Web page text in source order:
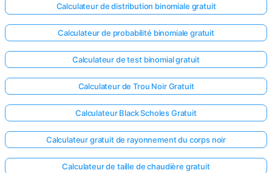
Calculateur de distribution binomiale gratuit
Calculateur de probabilité binomiale gratuit
Calculateur de test binomial gratuit
Calculateur de Trou Noir Gratuit
Calculateur Black Scholes Gratuit
Calculateur gratuit de rayonnement du corps noir
Calculateur de taille de chaudière gratuit